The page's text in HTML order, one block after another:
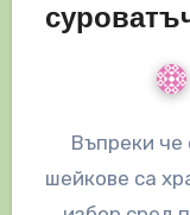
Въпреки че
шейкове са